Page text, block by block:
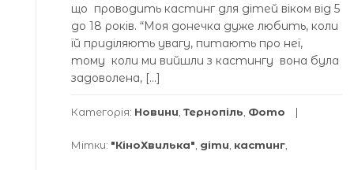
що проводить кастинг для дітей віком від 5
до 18 років. “Моя донечка дуже любить, коли
їй приділяють увагу, питають про неї,
тому коли ми вийшли з кастингу вона була
задоволена, […]
Категорія: Новини Тернопіль Фото
Мітки: "КіноХвилька" діти кастинг